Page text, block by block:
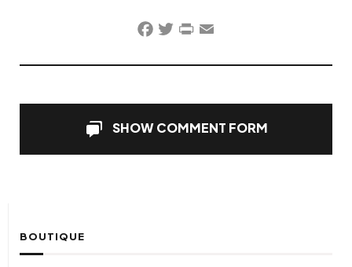
Facebook
TwitterPrintFriendly
Email
SHOW COMMENT FORM
BOUTIQUE